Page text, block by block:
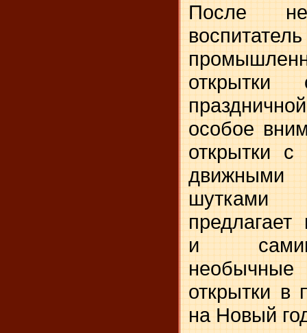
После
открытки
особое
открытки
шутками
и
необычные
открытки в
на Новый